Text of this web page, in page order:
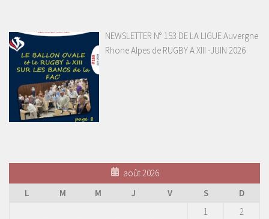
NEWSLETTER N° 153 DE LA LIGUE Auvergne
Rhone Alpes de RUGBY A XIII -JUIN 2026
août 2026
L
M M J V S
D
1
2